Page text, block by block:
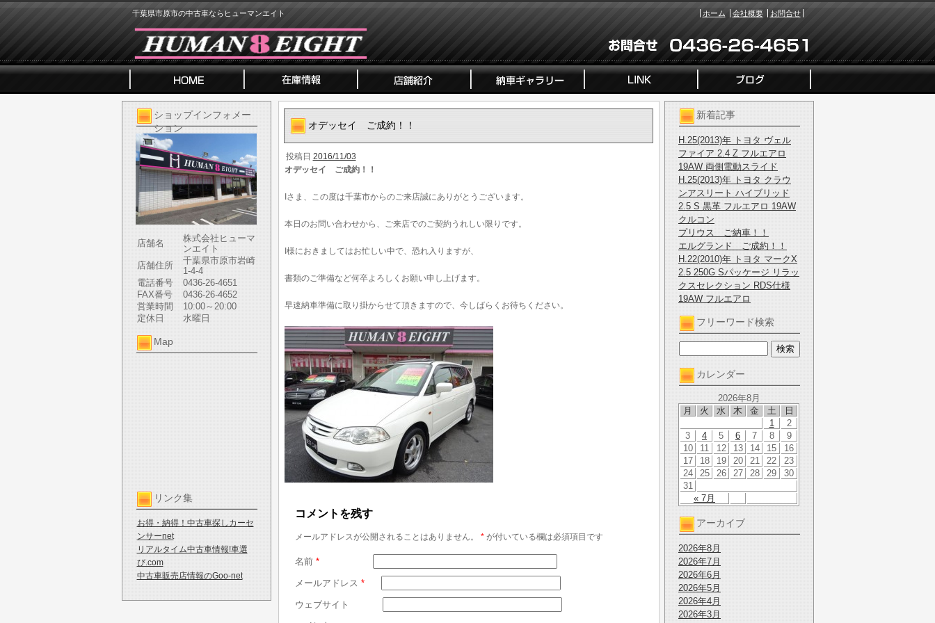
千葉県市原市の中古車ならヒューマンエイト ホーム 会社概要 お問合せ
ショップインフォメー
ション
店舗名
株式会社ヒューマ
ンエイト
店舗住所
千葉県市原市岩崎
1-4-4
電話番号
0436-26-4651
FAX番号
0436-26-4652
営業時間
10:00～20:00
定休日
水曜日
Map
リンク集
お得・納得！中古車探しカーセ
ンサーnet
リアルタイム中古車情報!車選
び.com
中古車販売店情報のGoo-net
新着記事
H.25(2013)年 トヨタ ヴェル
ファイア 2.4 Z フルエアロ
19AW 両側電動スライド
H.25(2013)年 トヨタ クラウ
ンアスリート ハイブリッド
2.5 S 黒革 フルエアロ 19AW
クルコン
プリウス ご納車！！
エルグランド ご成約！！
H.22(2010)年 トヨタ マークX
2.5 250G Sパッケージ リラッ
クスセレクション RDS仕様
19AW フルエアロ
フリーワード検索
カレンダー
2026年8月
月
火 水 木 金 土 日
« 7月
1
2
3
4 5 6 7 8
9
10
11 12 13 14 15
16
17
18 19 20 21 22
23
24
25 26 27 28 29
30
31
アーカイブ
2026年8月
2026年7月
2026年6月
2026年5月
2026年4月
2026年3月
オデッセイ ご成約！！
投稿日 2016/11/03
オデッセイ ご成約！！
Iさま、この度は千葉市からのご来店誠にありがとうございます。
本日のお問い合わせから、ご来店でのご契約うれしい限りです。
I様におきましてはお忙しい中で、恐れ入りますが、
書類のご準備など何卒よろしくお願い申し上げます。
早速納車準備に取り掛からせて頂きますので、今しばらくお待ちください。
コメントを残す
メールアドレスが公開されることはありません。 *が付いている欄は必須項目です
名前 *
メールアドレス *
ウェブサイト